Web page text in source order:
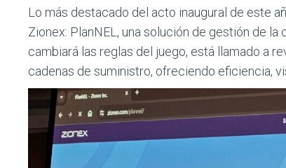
Lo más destacado del acto inaugural de este
Zionex: PlanNEL, una solución de gestión de la
cambiará las reglas del juego, está llamado a
cadenas de suministro, ofreciendo eficiencia,